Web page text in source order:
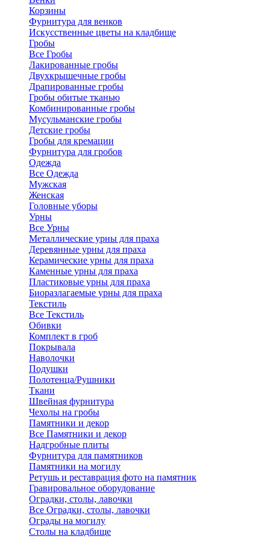
Корзины
Фурнитура для венков
Искусственные цветы на кладбище
Гробы
Все Гробы
Лакированные гробы
Двухкрышечные гробы
Драпированные гробы
Гробы обитые тканью
Комбинированные гробы
Мусульманские гробы
Детские гробы
Гробы для кремации
Фурнитура для гробов
Одежда
Все Одежда
Мужская
Женская
Головные уборы
Урны
Все Урны
Металлические урны для праха
Деревянные урны для праха
Керамические урны для праха
Каменные урны для праха
Пластиковые урны для праха
Биоразлагаемые урны для праха
Текстиль
Все Текстиль
Обивки
Комплект в гроб
Покрывала
Наволочки
Подушки
Полотенца/Рушники
Ткани
Швейная фурнитура
Чехолы на гробы
Памятники и декор
Все Памятники и декор
Надгробные плиты
Фурнитура для памятников
Памятники на могилу
Ретушь и реставрация фото на памятник
Гравировальное оборудование
Оградки, столы, лавочки
Все Оградки, столы, лавочки
Ограды на могилу
Столы на кладбище